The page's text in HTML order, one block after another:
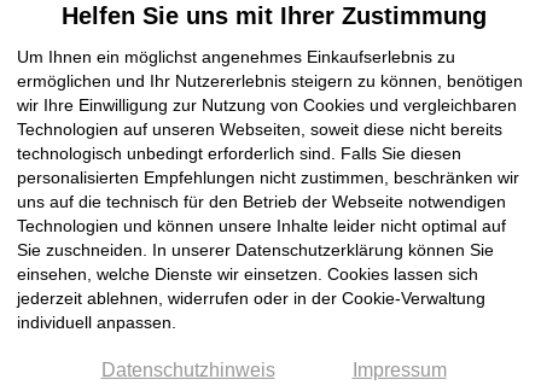
Exclusives Interieur
PDF
Broschüre
Laminam Design Book 2026
08.06.2026
PDF
Broschüre
Laminam Ki No Bi Collection
19.05.2026
Broschüre
Laminam Rare Collection
08.06.2026
PDF
Laminam Supernova
PDF
Broschüre
Helfen Sie uns mit Ihrer Zustimmung
Um Ihnen ein möglichst angenehmes Einkaufserlebnis zu
ermöglichen und Ihr Nutzererlebnis steigern zu können, benötigen
wir Ihre Einwilligung zur Nutzung von Cookies und vergleichbaren
Technologien auf unseren Webseiten, soweit diese nicht bereits
technologisch unbedingt erforderlich sind. Falls Sie diesen
personalisierten Empfehlungen nicht zustimmen, beschränken wir
uns auf die technisch für den Betrieb der Webseite notwendigen
Technologien und können unsere Inhalte leider nicht optimal auf
Sie zuschneiden. In unserer Datenschutzerklärung können Sie
einsehen, welche Dienste wir einsetzen. Cookies lassen sich
jederzeit ablehnen, widerrufen oder in der Cookie-Verwaltung
individuell anpassen.
Datenschutzhinweis Impressum